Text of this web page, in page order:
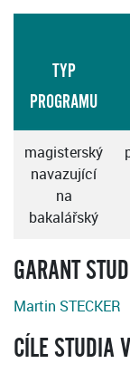
TYP
PROGRAMU
magisterský
navazující
na
bakalářský
GARANT
Martin STECKER
CÍLE STUDIA